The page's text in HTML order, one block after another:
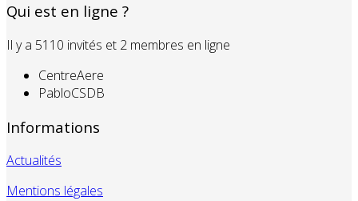
Qui est en ligne ?
Il y a 5110 invités et 2 membres en ligne
CentreAere
PabloCSDB
Informations
Actualités
Mentions légales